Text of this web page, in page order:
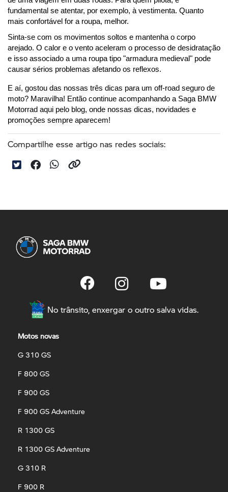
fundamental se atentar, por exemplo, à vestimenta. Quanto
mais confortável for a roupa, melhor.
Sinta-se com os movimentos soltos e mantenha o corpo
arejado. O calor e o vento aceleram o processo de desidratação
e isso associado a uma roupa tipo "armadura medieval" pode
causar sérios problemas afetando os reflexos.
E aí, gostou das nossas três dicas para um off-road seguro de
moto? Maravilha! Então continue acompanhando a Saga BMW
Motorrad aqui pelo blog, onde nossas dicas, novidades e
promoções sempre aparecem!
Compartilhe esse artigo nas redes sociais:
No trânsito, enxergar o outro salva vidas.
Motos novas
G 310 GS
F 800 GS
F 900 GS
F 900 GS Adventure
R 1300 GS
R 1300 GS Adventure
G 310 R
F 900 R